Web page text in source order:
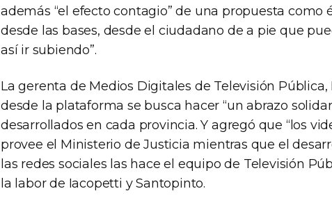
además “el efecto contagio” de una propuesta como
desde las bases, desde el ciudadano de a pie que
así ir subiendo”.
La gerenta de Medios Digitales de Televisión
desde la plataforma se busca hacer “un abrazo
desarrollados en cada provincia. Y agregó que “los
provee el Ministerio de Justicia mientras que el
las redes sociales las hace el equipo de Televisión
la labor de Iacopetti y Santopinto.